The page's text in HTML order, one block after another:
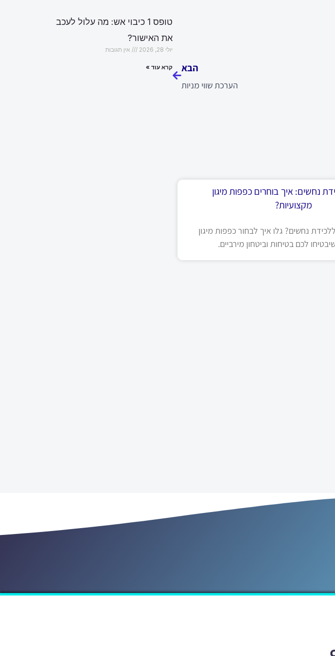
הבא
הערכת שווי מניות
הבא
נחשים: איך בוחרים כפפות מיגון
מקצועיות?
נחשים? גלו איך לבחור כפפות מיגון
לכם בטיחות וביטחון מירביים.
טופס 1 כיבוי אש: מה עלול לעכב
את האישור?
יולי 28, 2026 אין תגובות
קרא עוד »